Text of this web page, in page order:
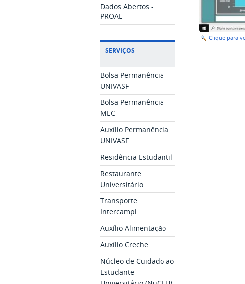
Dados Abertos -
PROAE
SERVIÇOS
Bolsa Permanência
UNIVASF
Bolsa Permanência
MEC
Auxílio Permanência
UNIVASF
Residência Estudantil
Restaurante
Universitário
Transporte
Intercampi
Auxílio Alimentação
Auxílio Creche
Núcleo de Cuidado ao
Estudante
Clique para